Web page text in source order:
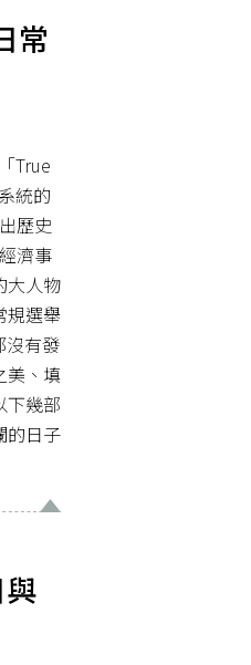
常
True
統的
歷史
濟事
大人物
規選舉
沒有發
美、填
下幾部
的日子